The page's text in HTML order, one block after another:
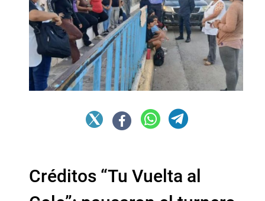
Créditos “Tu Vuelta al